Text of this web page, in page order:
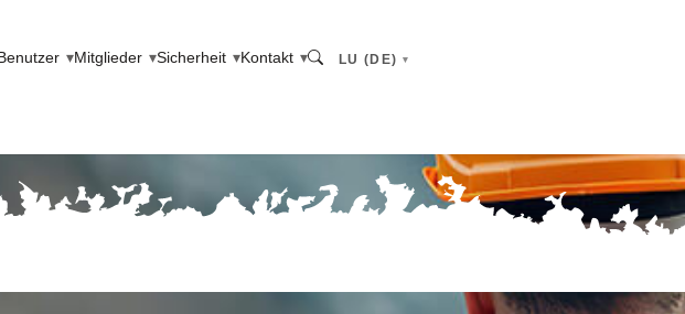
Mitglieder Sicherheit Kontakt
Search LU (de)
LU (DE)